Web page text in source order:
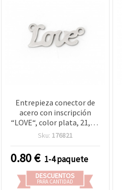
Entrepieza conector de
acero con inscripción
“LOVE“, color plata, 21,5 x
9,5 x 1 mm, orificio 1,5
Sku: 176821
0.80€ 1-4 paquete
DESCUENTOS
PARA CANTIDAD